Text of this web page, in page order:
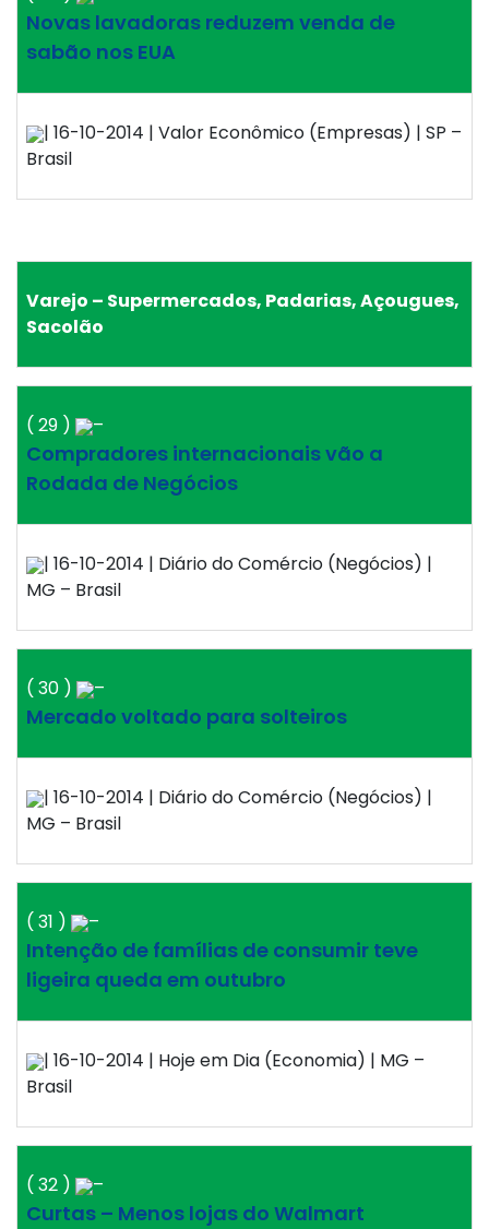
Novas lavadoras reduzem venda de
sabão nos EUA
| 16-10-2014 | Valor Econômico (Empresas) | SP –
Brasil
Varejo – Supermercados, Padarias, Açougues,
Sacolão
( 29 ) –
Compradores internacionais vão a
Rodada de Negócios
| 16-10-2014 | Diário do Comércio (Negócios) |
MG – Brasil
( 30 ) –
Mercado voltado para solteiros
| 16-10-2014 | Diário do Comércio (Negócios) |
MG – Brasil
( 31 ) –
Intenção de famílias de consumir teve
ligeira queda em outubro
| 16-10-2014 | Hoje em Dia (Economia) | MG –
Brasil
( 32 ) –
Curtas – Menos lojas do Walmart